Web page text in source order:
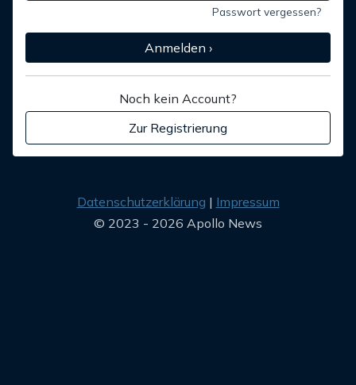
Passwort vergessen?
Anmelden ›
Noch kein Account?
Zur Registrierung
Datenschutzerklärung
Impressum
© 2023 - 2026 Apollo News